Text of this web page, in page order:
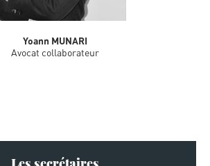
Yoann MUNARI
Avocat collaborateur